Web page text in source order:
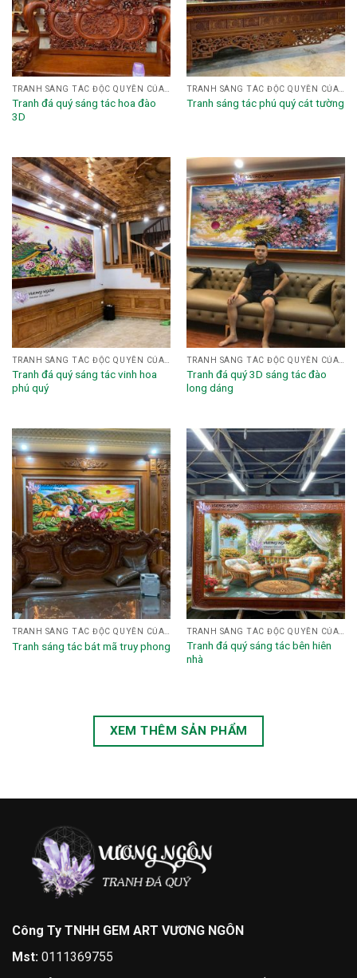
Tranh đá quý sáng tác hoa đào
3D
Tranh sáng tác phú quý cát tường
TRANH SÁNG TÁC ĐỘC QUYỀN CỦA HỌA SĨ NGHỆ NHÂN VƯƠNG NGÔN
Tranh đá quý sáng tác vinh hoa
phú quý
TRANH SÁNG TÁC ĐỘC QUYỀN CỦA HỌA SĨ NGHỆ NHÂN VƯƠNG NGÔN
Tranh đá quý 3D sáng tác đào
long dáng
TRANH SÁNG TÁC ĐỘC QUYỀN CỦA HỌA SĨ NGHỆ NHÂN VƯƠNG NGÔN
Tranh sáng tác bát mã truy phong
TRANH SÁNG TÁC ĐỘC QUYỀN CỦA HỌA SĨ NGHỆ NHÂN VƯƠNG NGÔN
Tranh đá quý sáng tác bên hiên
nhà
XEM THÊM SẢN PHẨM
Công Ty TNHH GEM ART VƯƠNG NGÔN
Mst:0111369755